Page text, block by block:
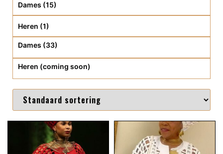
Dames (15)
Heren (1)
Dames (33)
Heren (coming soon)